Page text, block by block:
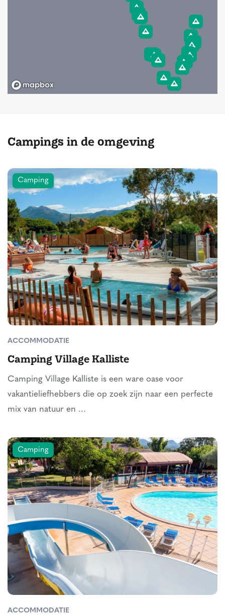
Campings in de omgeving
Camping
ACCOMMODATIE
Camping Village Kalliste
Camping Village Kalliste is een ware oase voor
vakantieliefhebbers die op zoek zijn naar een perfecte
mix van natuur en ...
Camping
ACCOMMODATIE